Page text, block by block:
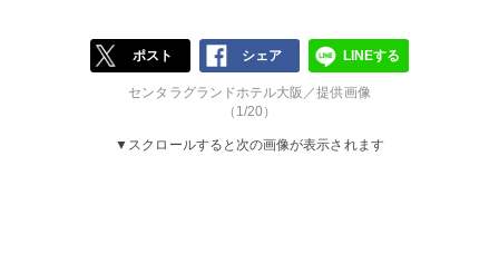
ポスト シェア LINEする
センタラグランドホテル大阪／提供画像
（1/20）
▼スクロールすると次の画像が表示されます